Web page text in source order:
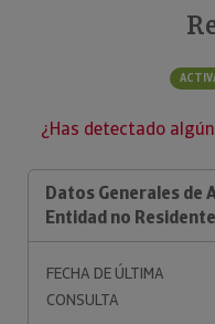
¿Has detectado
Datos Generales de
Entidad no Residente
FECHA DE ÚLTIMA
CONSULTA